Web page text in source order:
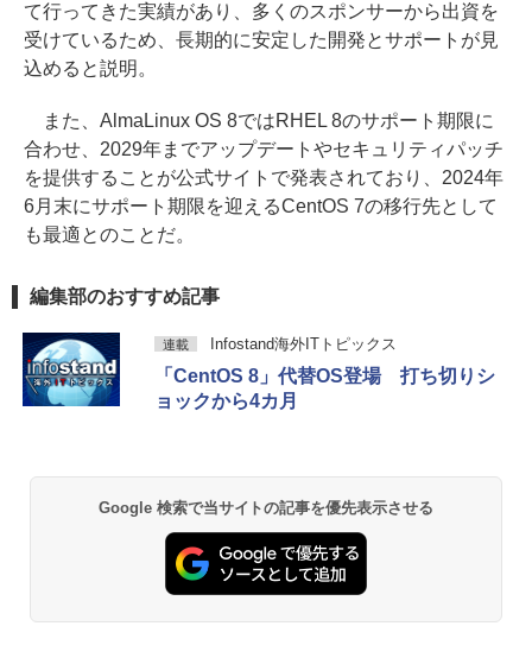
て行ってきた実績があり、多くのスポンサーから出資を
受けているため、長期的に安定した開発とサポートが見
込めると説明。
また、AlmaLinux OS 8ではRHEL 8のサポート期限に
合わせ、2029年までアップデートやセキュリティパッチ
を提供することが公式サイトで発表されており、2024年
6月末にサポート期限を迎えるCentOS 7の移行先として
も最適とのことだ。
編集部のおすすめ記事
連載 Infostand海外ITトピックス
「CentOS 8」代替OS登場 打ち切りシ
ョックから4カ月
Google 検索で当サイトの記事を優先表示させる